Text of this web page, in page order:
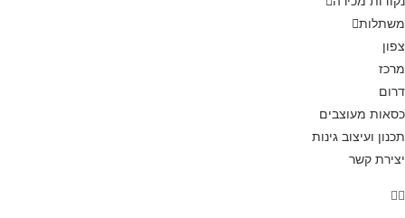
משתלות
צפון
מרכז
דרום
כסאות מעוצבים
תכנון ועיצוב גינות
יצירת קשר